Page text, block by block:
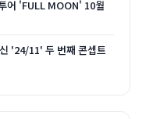
어 'FULL MOON' 10월
'24/11' 두 번째 콘셉트